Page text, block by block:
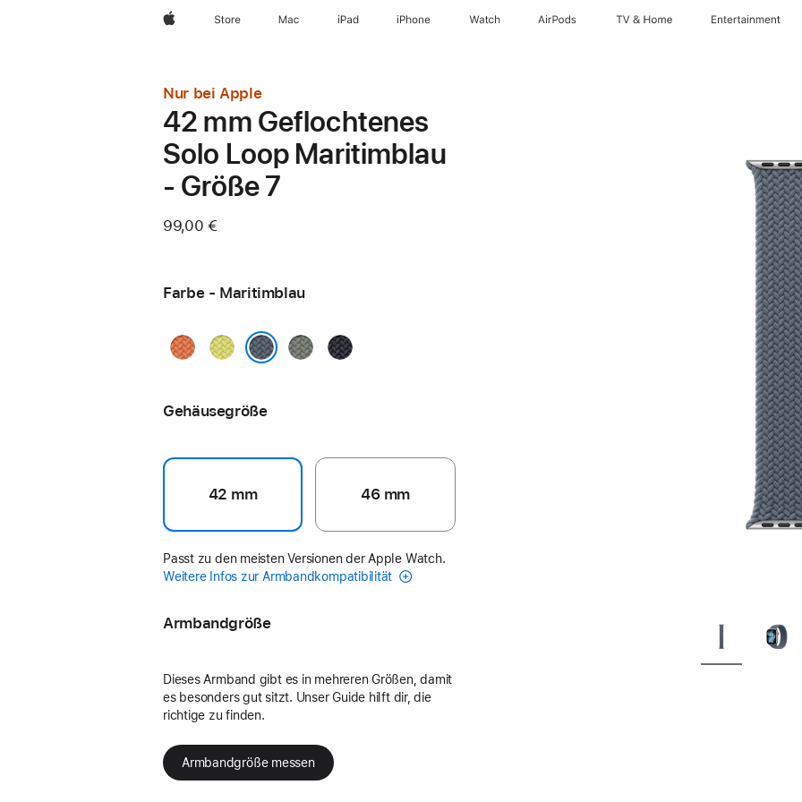
Apple Store Mac iPad iPhone Watch AirPods TV & Home Entertainment
Nur bei Apple
42 mm Geflochtenes
Solo Loop Maritimblau
- Größe 7
99,00 €
Farbe - Maritimblau
KurkumaNeongelb GrüngrauMitternacht
Gehäusegröße
42 mm 46 mm
Passt zu den meisten Versionen der Apple Watch.
Weitere Infos zur Armbandkompatibilität
Armbandgröße
Dieses Armband gibt es in mehreren Größen, damit
es besonders gut sitzt. Unser Guide hilft dir, die
richtige zu finden.
Armbandgröße messen